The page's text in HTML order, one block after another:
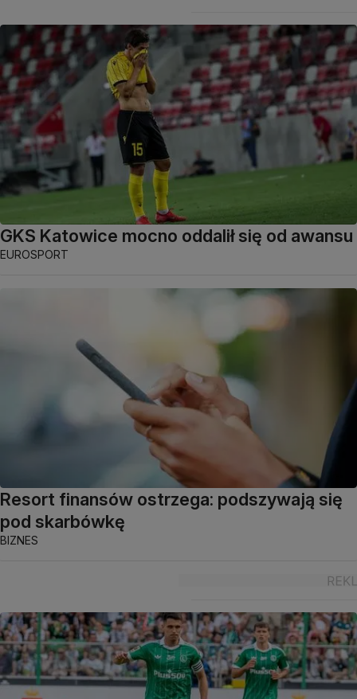
GKS Katowice mocno oddalił się od awansu
EUROSPORT
Resort finansów ostrzega: podszywają się
pod skarbówkę
BIZNES